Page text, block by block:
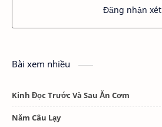
Đăng nhận xét
Bài xem nhiều
Kinh Đọc Trước Và Sau Ăn Cơm
Năm Câu Lạy